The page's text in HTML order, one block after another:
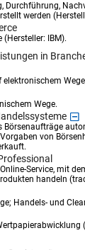
Durchführung,
werden
(Hersteller: IBM).
in
Wege.
Börsenaufträge
von
Service, mit
handeln
Handels- und